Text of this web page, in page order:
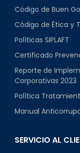
Código de Buen
Código de Ética y
Políticas SIPLAFT
Certificado
Reporte de
Corporativas 2023
Política
Manual
SERVICIO AL